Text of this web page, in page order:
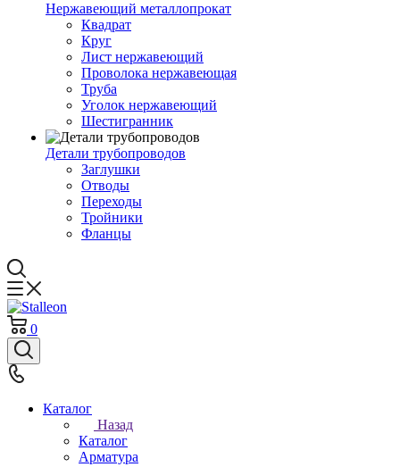
Нержавеющий металлопрокат
Квадрат
Круг
Лист нержавеющий
Проволока нержавеющая
Труба
Уголок нержавеющий
Шестигранник
Детали трубопроводов
Заглушки
Отводы
Переходы
Тройники
Фланцы
0
Каталог
Назад
Каталог
Арматура